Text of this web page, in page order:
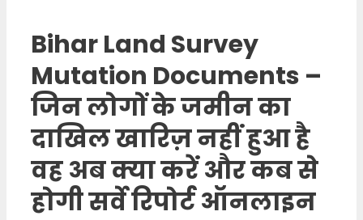
Bihar Land Survey
Mutation Documents –
जिन लोगों के जमीन का
दाखिल खारिज़ नहीं हुआ है
वह अब क्या करें और कब से
होगी सर्वे रिपोर्ट ऑनलाइन